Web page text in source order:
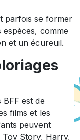
parfois se former
comme
et un écureuil.
est de
films et les
peuvent
Toy Story, Harry,